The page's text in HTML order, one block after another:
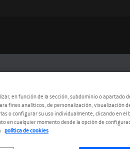
en función de la sección, subdominio o apartado
fines analíticos, de personalización, visualización
o configurar su uso individualmente, clicando en
en cualquier momento desde la opción de
política de cookies